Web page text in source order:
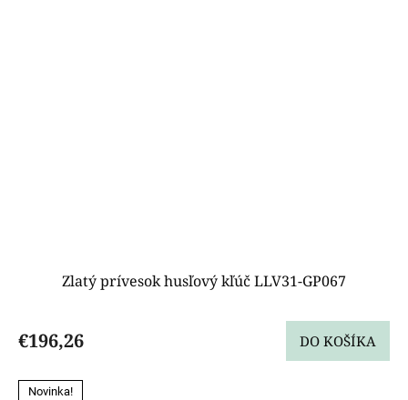
Zlatý prívesok husľový kľúč LLV31-GP067
€196,26 DO KOŠÍKA
Novinka!